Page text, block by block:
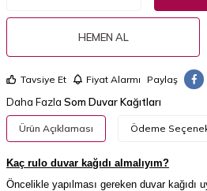
HEMEN AL
Tavsiye Et Fiyat Alarmı Paylaş
Daha Fazla Som Duvar Kağıtları
Ürün Açıklaması Ödeme
Kaç rulo duvar kağıdı almalıyım?
Öncelikle yapılması gereken duvar kağıdı